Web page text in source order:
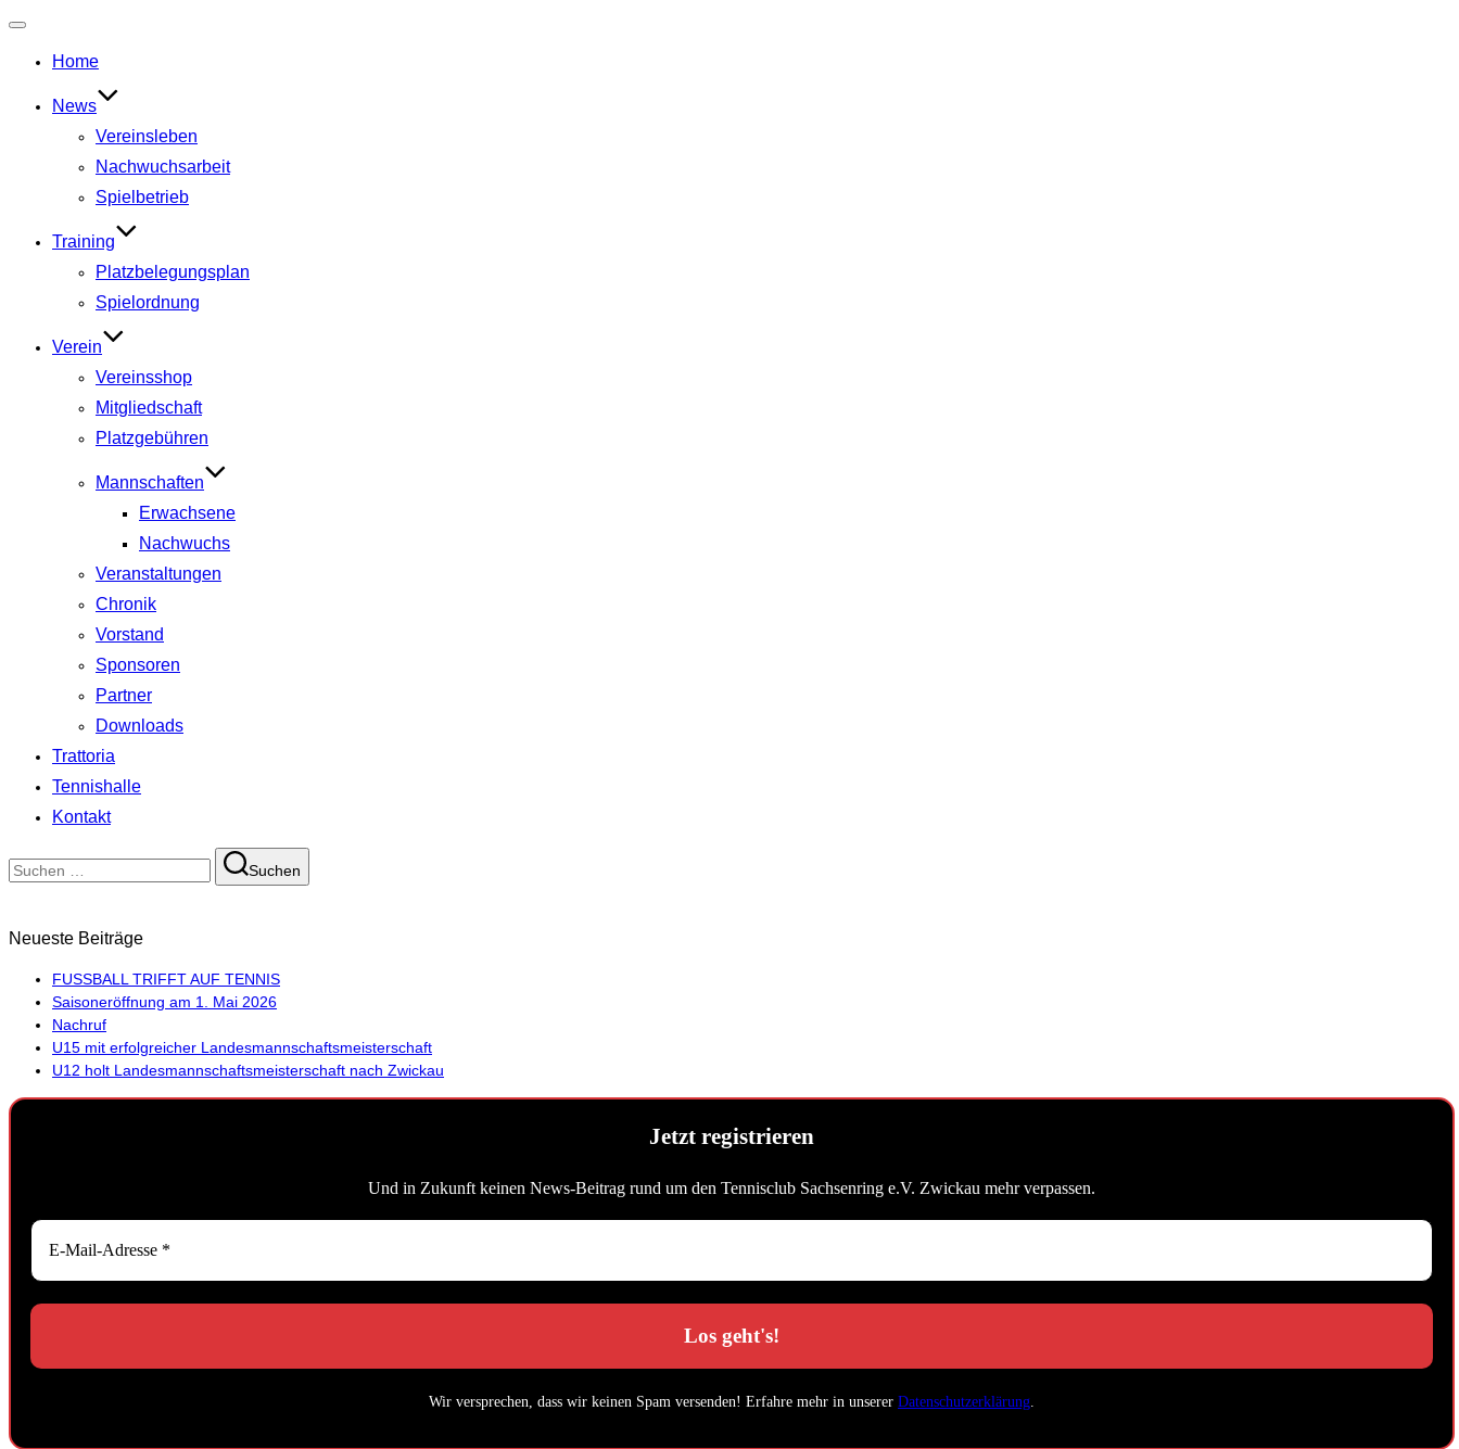
umschalten
Home
News
Vereinsleben
Nachwuchsarbeit
Spielbetrieb
Training
Platzbelegungsplan
Spielordnung
Verein
Vereinsshop
Mitgliedschaft
Platzgebühren
Mannschaften
Erwachsene
Nachwuchs
Veranstaltungen
Chronik
Vorstand
Sponsoren
Partner
Downloads
Trattoria
Tennishalle
Kontakt
Suchen
nach:
Suchen
Neueste Beiträge
FUSSBALL TRIFFT AUF TENNIS
Saisoneröffnung am 1. Mai 2026
Nachruf
U15 mit erfolgreicher Landesmannschaftsmeisterschaft
U12 holt Landesmannschaftsmeisterschaft nach Zwickau
Jetzt registrieren
Und in Zukunft keinen News-Beitrag rund um den Tennisclub Sachsenring e.V. Zwickau mehr verpassen.
Wir versprechen, dass wir keinen Spam versenden! Erfahre mehr in unserer Datenschutzerklärung